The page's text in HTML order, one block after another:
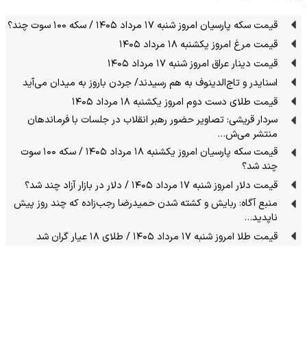
قیمت سکه پارسیان امروز شنبه ۱۷ مرداد ۱۴۰۵ / سکه ۱۰۰ سوت چند؟
قیمت مرغ امروز یکشنبه ۱۸ مرداد ۱۴۰۵
قیمت دینار عراق امروز شنبه ۱۷ مرداد ۱۴۰۵
اسنایدر و تاج‌الدینوف به هم رسیدند/ جردن باروز به میدان می‌آید
قیمت طلای دست دوم امروز یکشنبه ۱۸ مرداد ۱۴۰۵
سردار قریشی: تصاویر حضور رهبر انقلاب در جلسات با فرماندهان
منتشر می‌ش…
قیمت سکه پارسیان امروز یکشنبه ۱۸ مرداد ۱۴۰۵ / سکه ۱۰۰ سوت
چند شد؟
قیمت دلار امروز شنبه ۱۷ مرداد ۱۴۰۵ / دلار در بازار آزاد چند شد؟
منبع آگاه: ربایش و کشته شدن حمیدرضا رجب‌زاده که چند روز پیش
ناپدید…
قیمت طلا امروز شنبه ۱۷ مرداد ۱۴۰۵ / طلای ۱۸ عیار گران شد